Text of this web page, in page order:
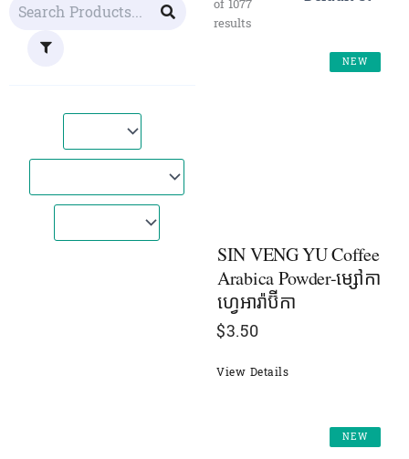
results
NEW
SIN VENG YU Coffee
Arabica Powder-ម្សៅកា
ហ្វេអារ៉ាប៊ីកា
$3.50
View Details
NEW